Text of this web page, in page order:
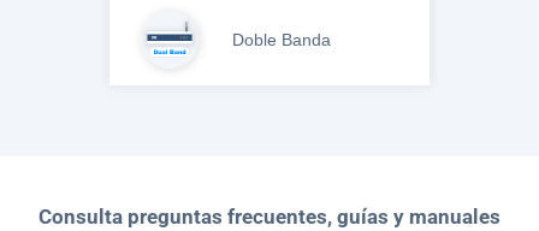
Doble Banda
Consulta preguntas frecuentes, guías y manuales